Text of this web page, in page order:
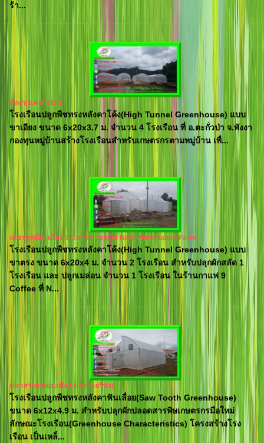
ร้า...
พังงา(อ.ตะกั่วป่า)
โรงเรือนปลูกพืชทรงหลังคาโค้ง(High Tunnel Greenhouse) แบบ
ขาเอียง ขนาด 6x20x3.7 ม. จำนวน 4 โรงเรือน ที่ อ.ตะกั่วป่า จ.พังงา
กองทุนหมู่บ้านสร้างโรงเรือนสำหรับเกษตรกรตามหมู่บ้าน เพื่...
เพชรบูรณ์(อ.เมือง-9 Coffee cafe at Nine Phetchabun Farm)
โรงเรือนปลูกพืชทรงหลังคาโค้ง(High Tunnel Greenhouse) แบบ
ขาตรง ขนาด 6x20x4 ม. จำนวน 2 โรงเรือน สำหรับปลุกผักสลัด 1
โรงเรือน และ ปลูกเมล่อน จำนวน 1 โรงเรือน ในร้านกาแฟ 9
Coffee ที่ N...
มหาสารคาม(อ.เมือง-บจก.เวอรีน่า)
โรงเรือนปลูกพืชทรงหลังคาฟันเลื่อย(Saw Tooth Greenhouse)
ขนาด 6x12x4.9 ม. สำหรับปลุกผักปลอดสารพิษเกษตรกรมือใหม่
ลักษณะโรงเรือน(Greenhouse Characteristics) โครงสร้างโรง
เรือน เป็นเหล็...